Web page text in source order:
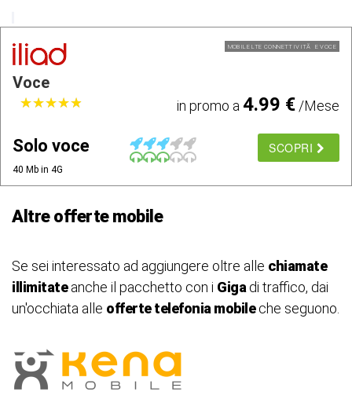
MOBILE LTE CONNETTIVITÃ E VOCE
Voce
★★★★★
★★★★★ in promo a 4.99 €/Mese
Solo voce
40 Mb in 4G
SCOPRI
Altre offerte mobile
Se sei interessato ad aggiungere oltre alle chiamate
illimitateanche il pacchetto con i Giga di traffico, dai
un'occhiata alle offerte telefonia mobileche seguono.